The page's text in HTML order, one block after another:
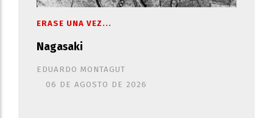
Nagasaki
EDUARDO MONTAGUT
ERASE UNA VEZ...
06 DE AGOSTO DE 2026